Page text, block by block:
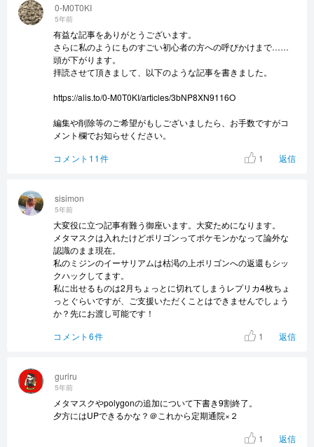
guriru
5年前
メタマスクやpolygonの追加について下書き9割終了。
夕方にはUPできるかな？＠これから定期通院×２
1
返信
sisimon
5年前
大変役に立つ記事有難う御座います。大変ためになります。
メタマスクは入れたけどポリゴンってポケモンかなって論外な
認識のまま現在。
私のミジンのイーサリアムは枯渇の上ポリゴンへの返還もシッ
クハックしてます。
私に出せるものは2月ちょっとに切れてしまうレプリカ4枚ちょ
っとぐらいですが、ご支援いただくことはできませんでしょう
か？先にお渡し可能です！
コメント6件
1 返信
0-M0T0KI
5年前
有益な記事をありがとうございます。
さらに私のようにものすごい初心者の方への呼びかけまで……
頭が下がります。
拝読させて頂きまして、以下のような記事を書きました。
https://alis.to/0-M0T0KI/articles/3bNP8XN9116O
編集や削除等のご希望がもしございましたら、お手数ですがコ
メント欄でお知らせください。
コメント11件
1 返信